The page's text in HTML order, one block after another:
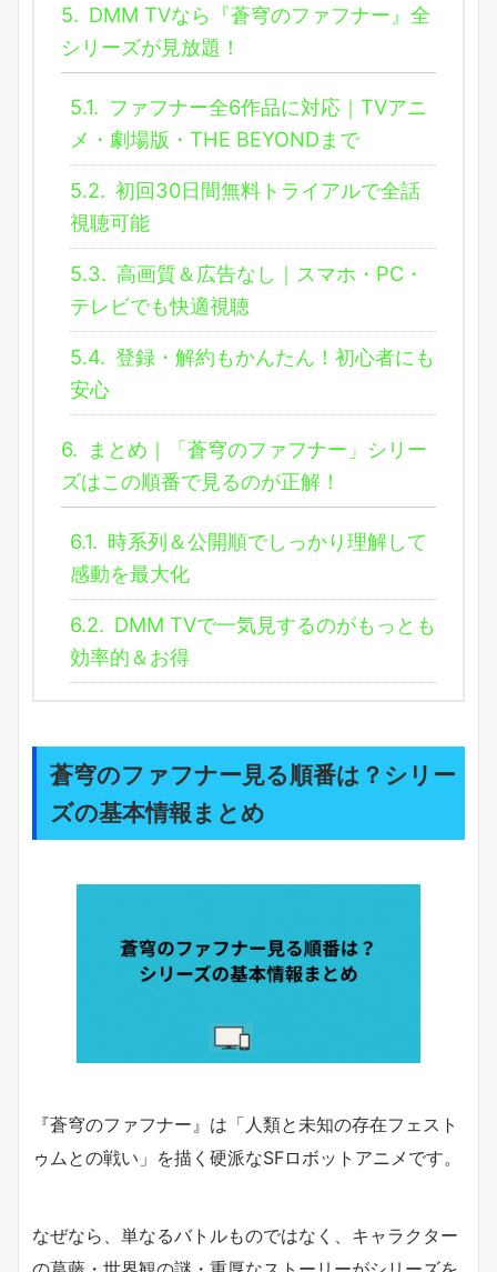
5. DMM TVなら『蒼穹のファフナー』全
シリーズが見放題！
5.1. ファフナー全6作品に対応｜TVアニ
メ・劇場版・THE BEYONDまで
5.2. 初回30日間無料トライアルで全話
視聴可能
5.3. 高画質＆広告なし｜スマホ・PC・
テレビでも快適視聴
5.4. 登録・解約もかんたん！初心者にも
安心
6.
まとめ｜「蒼穹のファフナー」シリー
ズはこの順番で見るのが正解！
6.1. 時系列＆公開順でしっかり理解して
感動を最大化
6.2. DMM TVで一気見するのがもっとも
効率的＆お得
蒼穹のファフナー見る順番は？シリー
ズの基本情報まとめ
『蒼穹のファフナー』は「人類と未知の存在フェスト
ゥムとの戦い」を描く硬派なSFロボットアニメです。
なぜなら、単なるバトルものではなく、キャラクター